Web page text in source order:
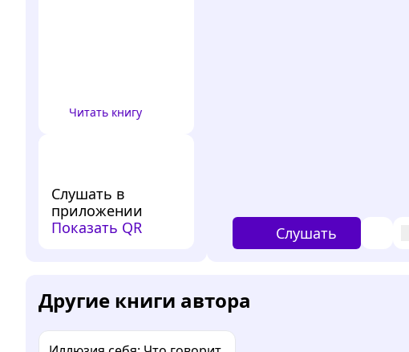
Читать книгу
Слушать в
приложении
Показать QR
Слушать
Другие книги автора